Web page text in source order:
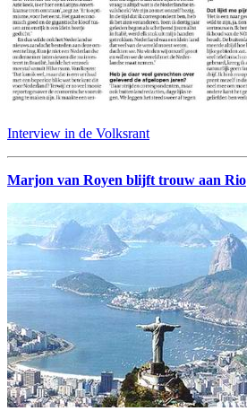
Interview in de Volksrant
Marjon van Royen blijft trouw aan Rio